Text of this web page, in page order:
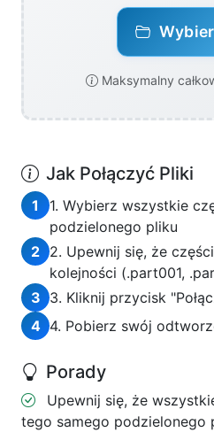
Maksymalny
Jak Połączyć Pliki
1
1. Wybierz wszystkie
podzielonego pliku
2 2. Upewnij się, że
kolejności (.part001,
3 3. Kliknij przycisk
4 4. Pobierz swój
Porady
Upewnij się, że
tego samego podzielonego